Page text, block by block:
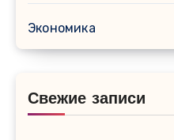
Экономика
Свежие записи